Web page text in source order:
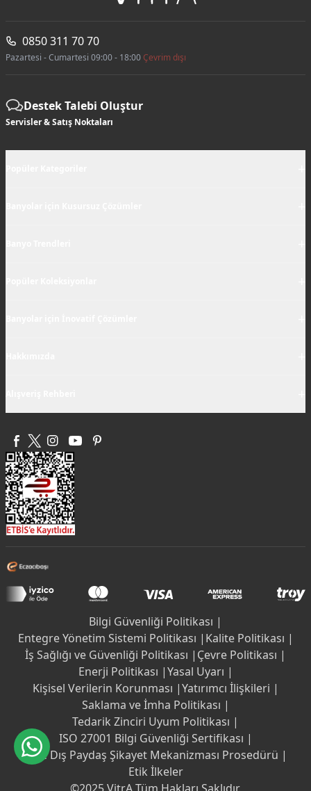
0850 311 70 70
Pazartesi - Cumartesi 09:00 - 18:00Çevrim dışı
Destek Talebi Oluştur
Servisler & Satış Noktaları
Bilgi Güvenliği Politikası |
Entegre Yönetim Sistemi Politikası | Kalite Politikası |
İş Sağlığı ve Güvenliği Politikası | Çevre Politikası |
Enerji Politikası |Yasal Uyarı |
Kişisel Verilerin Korunması |Yatırımcı İlişkileri |
Saklama ve İmha Politikası |
Tedarik Zinciri Uyum Politikası |
ISO 27001 Bilgi Güvenliği Sertifikası |
İç ve Dış Paydaş Şikayet Mekanizması Prosedürü |
Etik İlkeler